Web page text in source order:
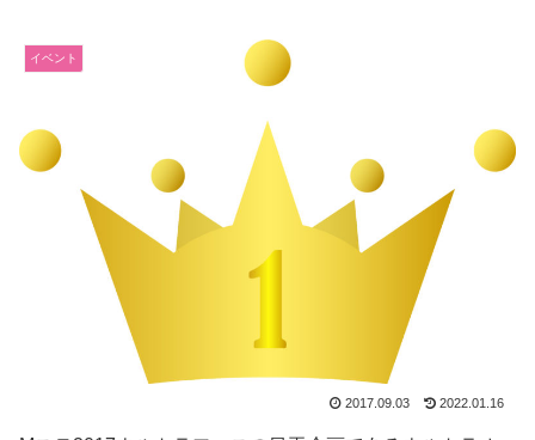
イベント
2017.09.03 2022.01.16